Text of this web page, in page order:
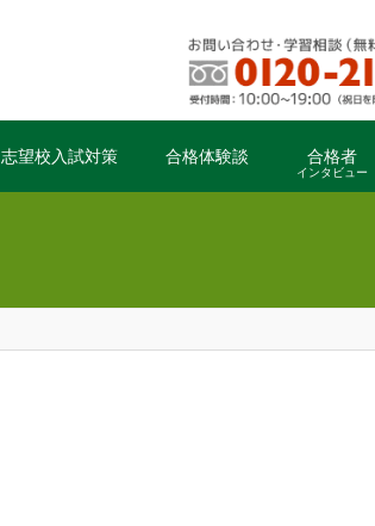
志望校入試対策 合格体験談 合格者
インタビュー